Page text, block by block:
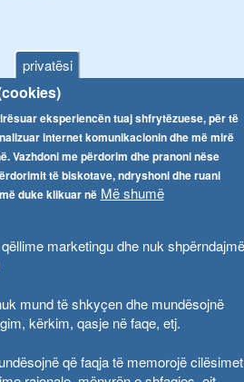
privatësi
eksperiencën tuaj shfrytëzuese, për të
internet komunikacionin dhe më mirë
Vazhdoni me përdorim dhe pranoni nëse
të biskotave, ndryshoni dhe ruani
duke klikuar në Më shumë
marketingu dhe nuk shpërndajmë
mund të shkyçen dhe mundësojnë
kërkim, qasje në faqe, etj.
që faqja të memorojë cilësimet